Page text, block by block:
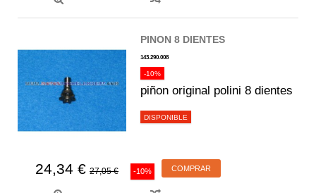
PINON 8 DIENTES
143.290.008
-10%
piñon original polini 8 dientes
DISPONIBLE
24,34 € 27,05 € -10% COMPRAR